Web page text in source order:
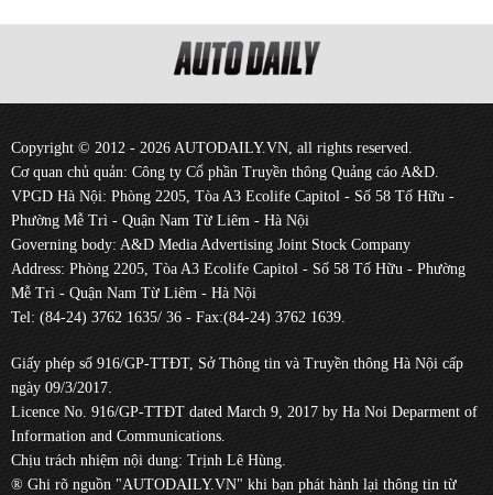
Copyright © 2012 - 2026 AUTODAILY.VN, all rights reserved.
Cơ quan chủ quản: Công ty Cổ phần Truyền thông Quảng cáo A&D.
VPGD Hà Nội: Phòng 2205, Tòa A3 Ecolife Capitol - Số 58 Tố Hữu -
Phường Mễ Trì - Quận Nam Từ Liêm - Hà Nội
Governing body: A&D Media Advertising Joint Stock Company
Address: Phòng 2205, Tòa A3 Ecolife Capitol - Số 58 Tố Hữu - Phường
Mễ Trì - Quận Nam Từ Liêm - Hà Nội
Tel: (84-24) 3762 1635/ 36 - Fax:(84-24) 3762 1639.
Giấy phép số 916/GP-TTĐT, Sở Thông tin và Truyền thông Hà Nội cấp
ngày 09/3/2017.
Licence No. 916/GP-TTĐT dated March 9, 2017 by Ha Noi Deparment of
Information and Communications.
Chịu trách nhiệm nội dung: Trịnh Lê Hùng.
® Ghi rõ nguồn "AUTODAILY.VN" khi bạn phát hành lại thông tin từ